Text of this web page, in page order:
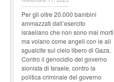
Per gli oltre 20.000 bambini
ammazzati dall’esercito
israeliano che non sono mai morti
ma volano come angeli con le ali
sgualcite sul cielo libero di Gaza.
Contro il genocidio del governo
sionista di Israele, contro la
politica criminale del governo